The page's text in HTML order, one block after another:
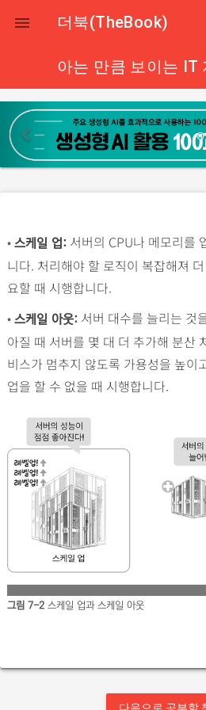
 더북(TheBook)
아는 만큼 보이는 IT
p
r
e
u
s
• 스케일 업: 서버의 CPU나 메모리를
니다. 처리해야 할 로직이 복잡해져
요할 때 시행합니다.
• 스케일 아웃: 서버 대수를 늘리는 것
아질 때 서버를 몇 대 더 추가해 분산
비스가 멈추지 않도록 가용성을 높이
업을 할 수 없을 때 시행합니다.
그림 7-2스케일 업과 스케일 아웃